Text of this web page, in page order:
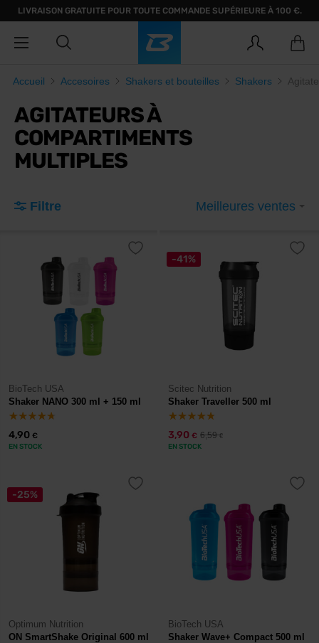
LIVRAISON GRATUITE POUR TOUTE COMMANDE SUPÉRIEURE À 100 €.
Accueil Accesoires Shakers et bouteilles Shakers
AGITATEURS À
COMPARTIMENTS
MULTIPLES
Filtre Meilleures ventes
BioTech USA
Shaker NANO 300 ml + 150 ml
4,90 €
EN STOCK
-41%
Scitec Nutrition
Shaker Traveller 500 ml
3,90 € 6,59€
EN STOCK
-25%
Optimum Nutrition
ON SmartShake Original 600 ml
BioTech USA
Shaker Wave+ Compact 500 ml